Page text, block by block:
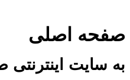
صفحه اصلی
به سایت